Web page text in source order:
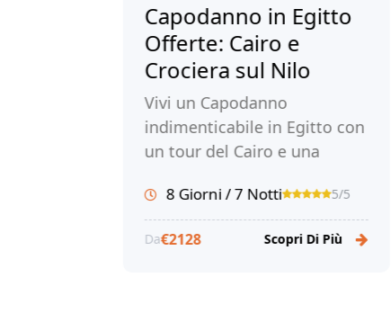
Capodanno in Egitto
Offerte: Cairo e
Crociera sul Nilo
Vivi un Capodanno
indimenticabile in Egitto con
un tour del Cairo e una
l'antica Cairo, ammira le
meraviglie di Luxor e
Assuan. Prenota ora con
8 Giorni / 7 Notti 5/5
€2128 Scopri Di Più